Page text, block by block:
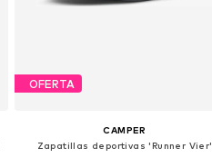
OFERTA
CAMPER
Zapatillas deportivas 'Runner Vier'